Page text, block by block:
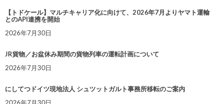
【トドケール】マルチキャリア化に向けて、2026年7月よりヤマト運輸
とのAPI連携を開始
2026年7月30日
JR貨物／お盆休み期間の貨物列車の運転計画について
2026年7月30日
にしてつドイツ現地法人 シュツットガルト事務所移転のご案内